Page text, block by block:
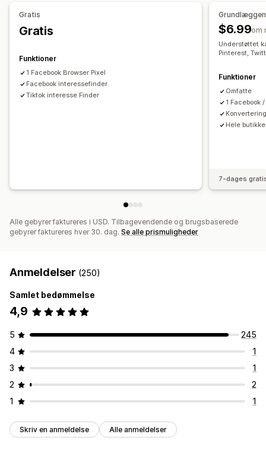
Sporing af ydeevne
Konverteringssporing
Visualiseringer og rapporter
Gratis
Gratis
Funktioner
1 Facebook Browser Pixel
Facebook interessefinder
Tiktok interesse Finder
$6.99om
Understøttet
Pinterest,
Funktioner
Omfatte
1 Facebook
Hele
7-dages
Alle gebyrer faktureres i USD. Tilbagevendende og brugsbaserede
gebyrer faktureres hver 30. dag. Se alle prismuligheder
Anmeldelser (250)
Samlet bedømmelse
4,9
5
245
4
1
3
1
2
2
1
1
Skriv en anmeldelse Alle anmeldelser